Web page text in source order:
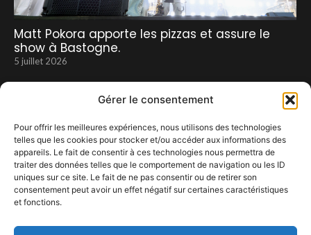
Gérer le consentement
Pour offrir les meilleures expériences, nous utilisons des technologies
telles que les cookies pour stocker et/ou accéder aux informations des
appareils. Le fait de consentir à ces technologies nous permettra de
traiter des données telles que le comportement de navigation ou les ID
uniques sur ce site. Le fait de ne pas consentir ou de retirer son
consentement peut avoir un effet négatif sur certaines caractéristiques
et fonctions.
Matt Pokora apporte les pizzas et assure le
show à Bastogne.
5 juillet 2026
Les Francofolies de Spa 2023 un moment en
13 avril 2023